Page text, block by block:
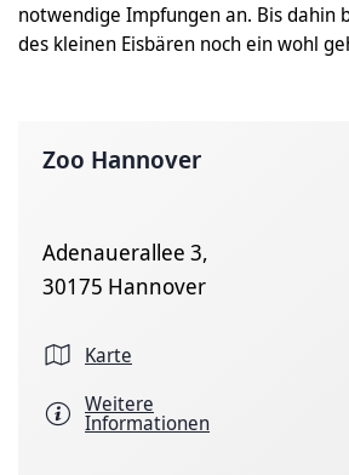
notwendige Impfungen an. Bis dahin
des kleinen Eisbären noch ein wohl
Zoo Hannover
Adenauerallee 3,
30175 Hannover
Karte
Weitere
Informationen